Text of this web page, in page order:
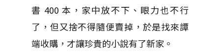
書 400 本，家中放不下、眼力也不行
了，但又捨不得隨便賣掉，於是找來譚
端收購，才讓珍貴的小說有了新家。